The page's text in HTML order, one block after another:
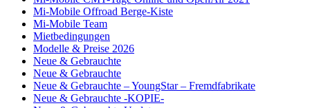
Mi-Mobile Offroad Berge-Kiste
Mi-Mobile Team
Mietbedingungen
Modelle & Preise 2026
Neue & Gebrauchte
Neue & Gebrauchte
Neue & Gebrauchte – YoungStar – Fremdfabrikate
Neue & Gebrauchte -KOPIE-